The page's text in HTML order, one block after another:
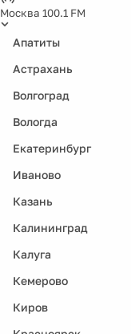
Москва 100.1 FM
Апатиты
Астрахань
Волгоград
Вологда
Екатеринбург
Иваново
Казань
Калининград
Калуга
Кемерово
Киров